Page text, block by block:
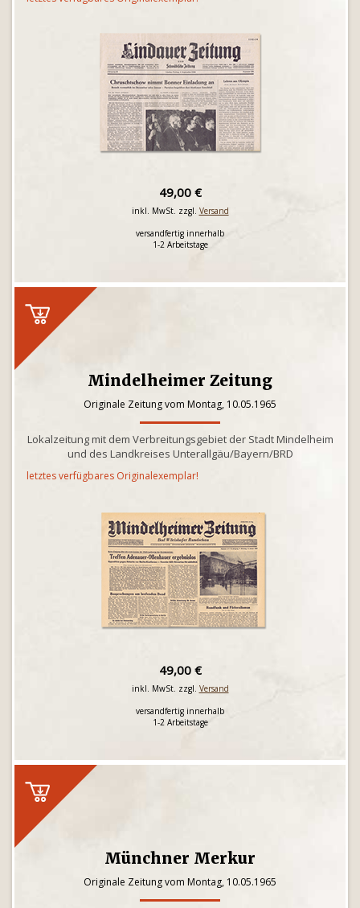
49,00 €
inkl. MwSt. zzgl. Versand
versandfertig innerhalb
1-2 Arbeitstage
Mindelheimer Zeitung
Originale Zeitung vom Montag, 10.05.1965
Lokalzeitung mit dem Verbreitungsgebiet der Stadt Mindelheim
und des Landkreises Unterallgäu/Bayern/BRD
letztes verfügbares Originalexemplar!
49,00 €
inkl. MwSt. zzgl. Versand
versandfertig innerhalb
1-2 Arbeitstage
Münchner Merkur
Originale Zeitung vom Montag, 10.05.1965